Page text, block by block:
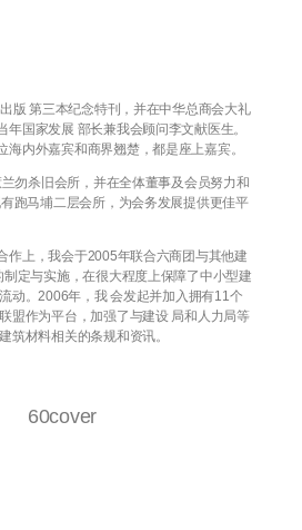
版 第三本纪念特刊，并在中华总商会大礼
国家发展 部长兼我会顾问李文献医生。
内外嘉宾和商界翘楚，都是座上嘉宾。
勿杀旧会所，并在全体董事及会员努力和
跑马埔二层会所，为会务发展提供更佳平
作上，我会于2005年联合六商团与其他建
制定与实施，在很大程度上保障了中小型建
动。2006年，我 会发起并加入拥有11个
盟作为平台，加强了与建设 局和人力局等
筑材料相关的条规和资讯。